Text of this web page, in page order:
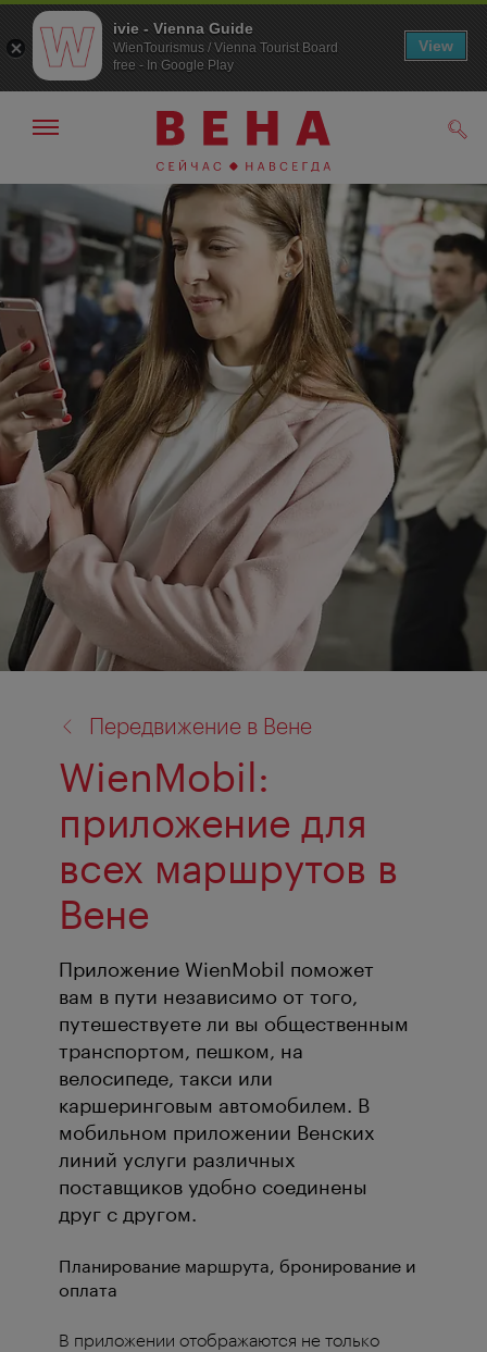
К
навигации
К
содержанию
Показать/
навигации
Передвижение в Вене
WienMobil:
приложение для
всех маршрутов в
Вене
Приложение WienMobil поможет
вам в пути независимо от того,
путешествуете ли вы общественным
транспортом, пешком, на
велосипеде, такси или
каршеринговым автомобилем. В
мобильном приложении Венских
линий услуги различных
поставщиков удобно соединены
друг с другом.
Планирование маршрута, бронирование и
оплата
В приложении отображаются не только
ivie - Vienna Guide
WienTourismus / Vienna Tourist Board
free - In Google Play
View